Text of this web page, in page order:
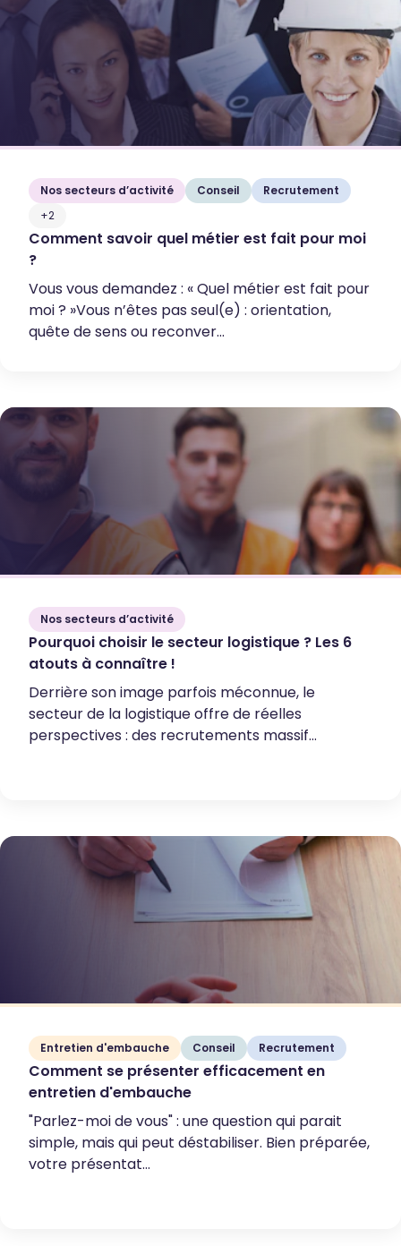
Nos secteurs d’activité Conseil
Recrutement
+2
Comment savoir quel métier est fait pour moi
?
Vous vous demandez : « Quel métier est fait pour
moi ? »Vous n’êtes pas seul(e) : orientation,
quête de sens ou reconver...
Nos secteurs d’activité
Pourquoi choisir le secteur logistique ? Les 6
atouts à connaître !
Derrière son image parfois méconnue, le
secteur de la logistique offre de réelles
perspectives : des recrutements massif...
Entretien d'embauche Conseil Recrutement
Comment se présenter efficacement en
entretien d'embauche
"Parlez-moi de vous" : une question qui parait
simple, mais qui peut déstabiliser. Bien préparée,
votre présentat...